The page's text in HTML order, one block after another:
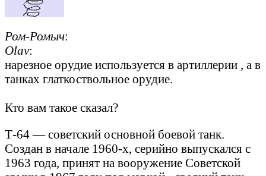
Ром-Ромыч:
Olav:
нарезное орудие используется в артиллерии , а в
танках глаткоствольное орудие.
Кто вам такое сказал?
Т-64 — советский основной боевой танк.
Создан в начале 1960-х, серийно выпускался с
1963 года, принят на вооружение Советской